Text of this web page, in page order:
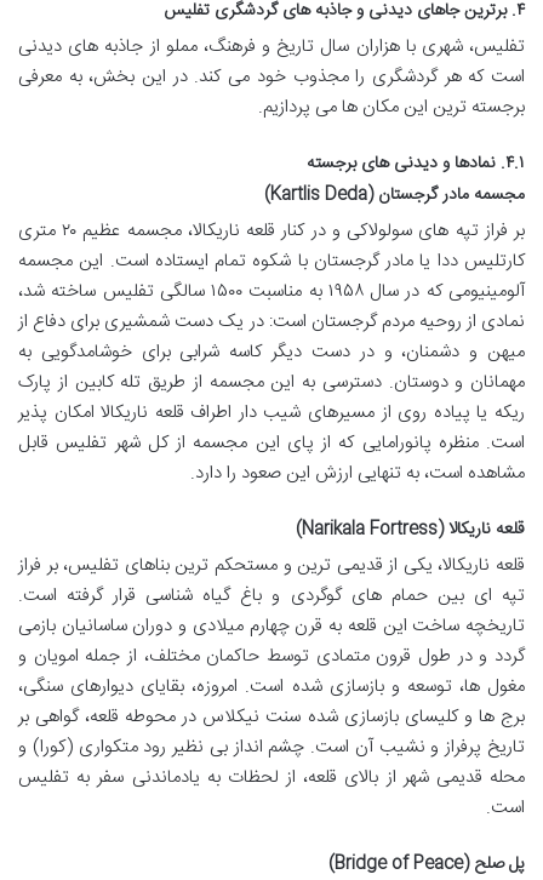
۴. برترین جاهای دیدنی و جاذبه های گردشگری تفلیس
تفلیس، شهری با هزاران سال تاریخ و فرهنگ، مملو از جاذبه های دیدنی
است که هر گردشگری را مجذوب خود می کند. در این بخش، به معرفی
برجسته ترین این مکان ها می پردازیم.
۴.۱. نمادها و دیدنی های برجسته
مجسمه مادر گرجستان (Kartlis Deda)
بر فراز تپه های سولولاکی و در کنار قلعه ناریکالا، مجسمه عظیم ۲۰ متری
کارتلیس ددا یا مادر گرجستان با شکوه تمام ایستاده است. این مجسمه
آلومینیومی که در سال ۱۹۵۸ به مناسبت ۱۵۰۰ سالگی تفلیس ساخته شد،
نمادی از روحیه مردم گرجستان است: در یک دست شمشیری برای دفاع از
میهن و دشمنان، و در دست دیگر کاسه شرابی برای خوشامدگویی به
مهمانان و دوستان. دسترسی به این مجسمه از طریق تله کابین از پارک
ریکه یا پیاده روی از مسیرهای شیب دار اطراف قلعه ناریکالا امکان پذیر
است. منظره پانورامایی که از پای این مجسمه از کل شهر تفلیس قابل
مشاهده است، به تنهایی ارزش این صعود را دارد.
قلعه ناریکالا (Narikala Fortress)
قلعه ناریکالا، یکی از قدیمی ترین و مستحکم ترین بناهای تفلیس، بر فراز
تپه ای بین حمام های گوگردی و باغ گیاه شناسی قرار گرفته است.
تاریخچه ساخت این قلعه به قرن چهارم میلادی و دوران ساسانیان بازمی
گردد و در طول قرون متمادی توسط حاکمان مختلف، از جمله امویان و
مغول ها، توسعه و بازسازی شده است. امروزه، بقایای دیوارهای سنگی،
برج ها و کلیسای بازسازی شده سنت نیکلاس در محوطه قلعه، گواهی بر
تاریخ پرفراز و نشیب آن است. چشم انداز بی نظیر رود متکواری (کورا) و
محله قدیمی شهر از بالای قلعه، از لحظات به یادماندنی سفر به تفلیس
است.
پل صلح (Bridge of Peace)